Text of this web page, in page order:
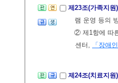
제23조(가족지
램 운영 등의
② 제1항에 따
센터,
「장애
제24조(치료지